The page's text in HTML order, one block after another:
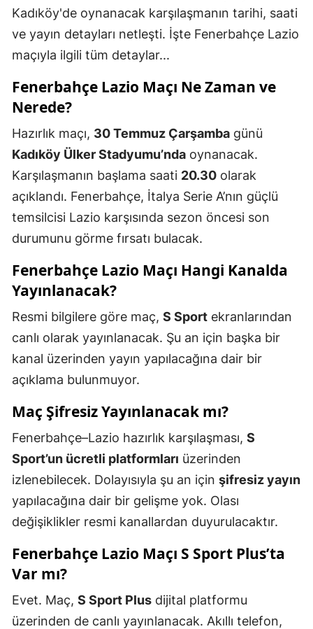
Kadıköy'de oynanacak karşılaşmanın tarihi, saati
ve yayın detayları netleşti. İşte Fenerbahçe Lazio
maçıyla ilgili tüm detaylar...
Fenerbahçe Lazio Maçı Ne Zaman ve
Nerede?
Hazırlık maçı, 30 Temmuz Çarşamba günü
Kadıköy Ülker Stadyumu’nda oynanacak.
Karşılaşmanın başlama saati 20.30 olarak
açıklandı. Fenerbahçe, İtalya Serie A’nın güçlü
temsilcisi Lazio karşısında sezon öncesi son
durumunu görme fırsatı bulacak.
Fenerbahçe Lazio Maçı Hangi Kanalda
Yayınlanacak?
Resmi bilgilere göre maç, S Sport ekranlarından
canlı olarak yayınlanacak. Şu an için başka bir
kanal üzerinden yayın yapılacağına dair bir
açıklama bulunmuyor.
Maç Şifresiz Yayınlanacak mı?
Fenerbahçe–Lazio hazırlık karşılaşması, S
Sport’un ücretli platformları üzerinden
izlenebilecek. Dolayısıyla şu an için şifresiz yayın
yapılacağına dair bir gelişme yok. Olası
değişiklikler resmi kanallardan duyurulacaktır.
Fenerbahçe Lazio Maçı S Sport Plus’ta
Var mı?
Evet. Maç, S Sport Plus dijital platformu
üzerinden de canlı yayınlanacak. Akıllı telefon,